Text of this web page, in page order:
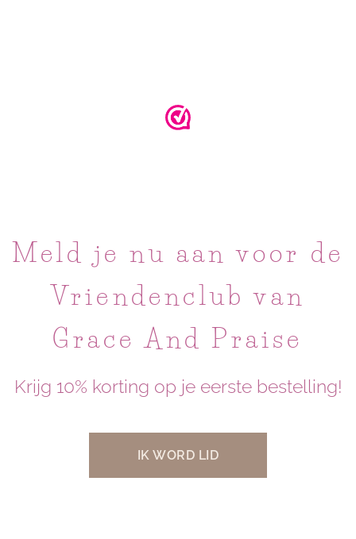
Meld je nu aan voor de
Vriendenclub van
Grace And Praise
Krijg 10% korting op je eerste bestelling!
IK WORD LID